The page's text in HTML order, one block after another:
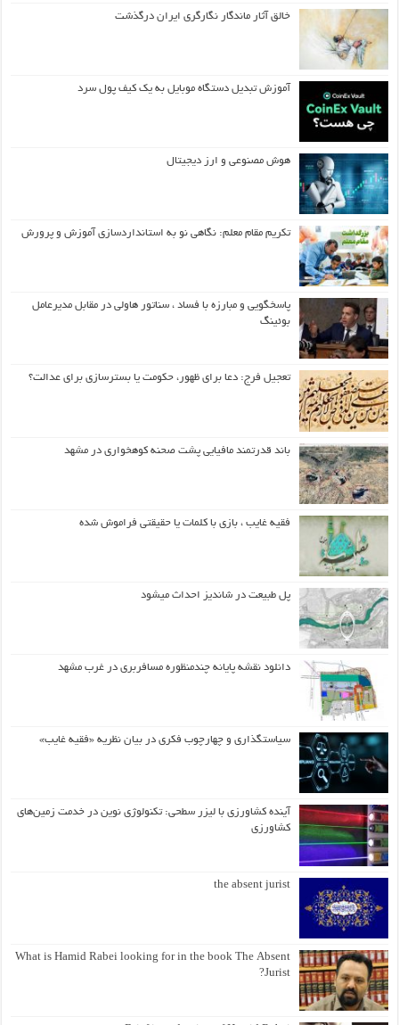
خالق آثار ماندگار نگارگری ایران درگذشت
آموزش تبدیل دستگاه موبایل به یک کیف‌ پول سرد
هوش مصنوعی و ارز دیجیتال
تکریم مقام معلم: نگاهی نو به استانداردسازی آموزش و پرورش
پاسخگویی و مبارزه با فساد ، سناتور هاولی در مقابل مدیرعامل
بوئینگ
تعجیل فرج: دعا برای ظهور، حکومت یا بسترسازی برای عدالت؟
باند قدرتمند مافیایی پشت صحنه کوهخواری در مشهد
فقیه غایب ، بازی با کلمات یا حقیقتی فراموش شده
پل طبیعت در شاندیز احداث میشود
دانلود نقشه پایانه چندمنظوره مسافربری در غرب مشهد
سیاستگذاری و چهارچوب فکری در بیان نظریه «فقیه غایب»
آینده کشاورزی با لیزر سطحی: تکنولوژی نوین در خدمت زمین‌های
کشاورزی
the absent jurist
What is Hamid Rabei looking for in the book The Absent
Jurist?